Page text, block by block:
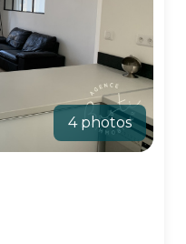
4 photos